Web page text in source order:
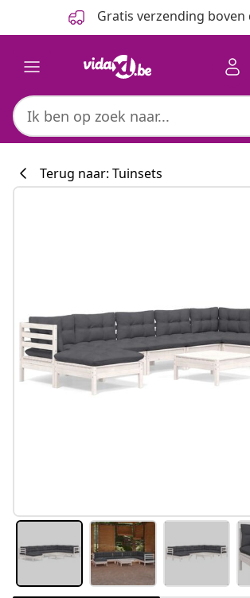
Gratis verzending boven
Terug naar: Tuinsets